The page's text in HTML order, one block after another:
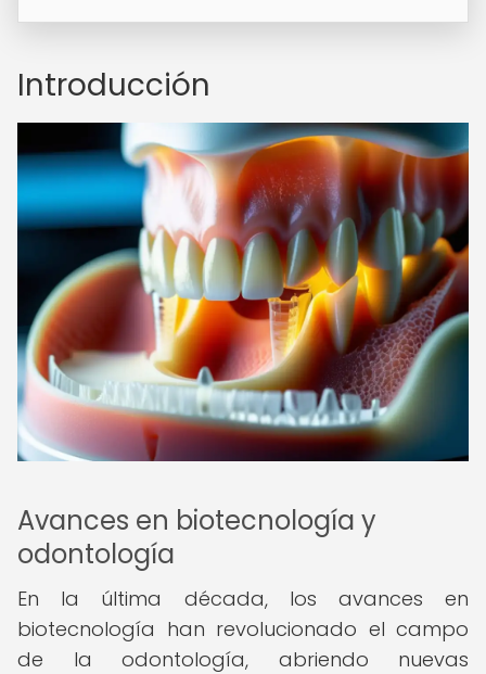
Introducción
Avances en biotecnología y
odontología
En la última década, los avances en
biotecnología han revolucionado el campo
de la odontología, abriendo nuevas